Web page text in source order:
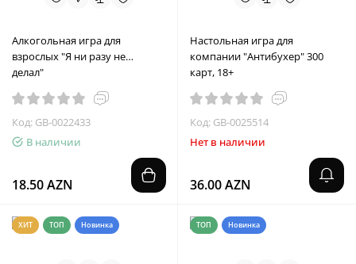
Алкогольная игра для
взрослых "Я ни разу не…
делал"
Код: GB-0022433
В наличии
18.50 AZN
Настольная игра для
компании "Антибухер" 300
карт, 18+
Код: GB-0025514
Нет в наличии
36.00 AZN
ХИТ ТОП Новинка ТОП Новинка